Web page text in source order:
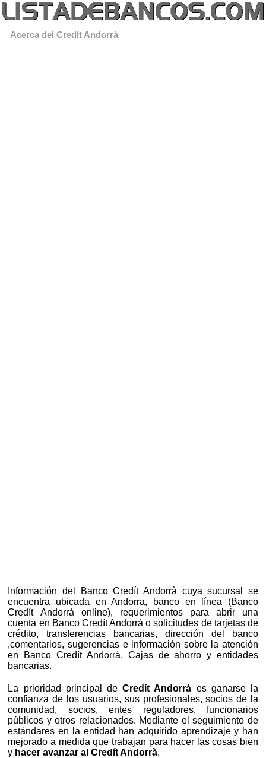
Acerca del Credít Andorrà
Información del Banco Credít Andorrà cuya sucursal se
encuentra ubicada en Andorra, banco en línea (Banco
Credít Andorrà online), requerimientos para abrir una
cuenta en Banco Credít Andorrà o solicitudes de tarjetas de
crédito, transferencias bancarias, dirección del banco
,comentarios, sugerencias e información sobre la atención
en Banco Credít Andorrà. Cajas de ahorro y entidades
bancarias.
La prioridad principal deCredít Andorrà es ganarse la
confianza de los usuarios, sus profesionales, socios de la
comunidad, socios, entes reguladores, funcionarios
públicos y otros relacionados. Mediante el seguimiento de
estándares en la entidad han adquirido aprendizaje y han
mejorado a medida que trabajan para hacer las cosas bien
y hacer avanzar al Credít Andorrà.